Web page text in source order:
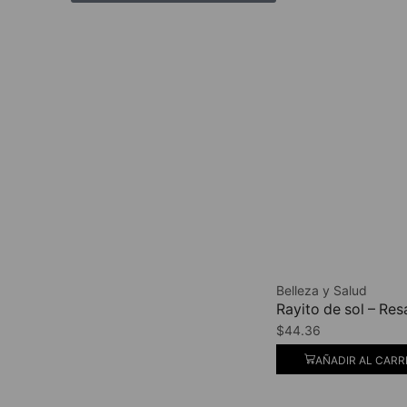
Belleza y Salud
Rayito de sol –
$44.36
AÑADIR AL